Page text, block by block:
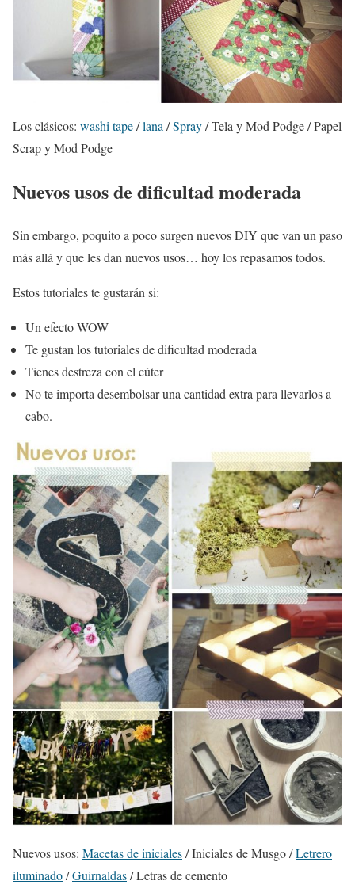
Los clásicos: washi tape/lana/Spray/ Tela y Mod Podge / Papel
Scrap y Mod Podge
Nuevos usos de dificultad moderada
Sin embargo, poquito a poco surgen nuevos DIY que van un paso
más allá y que les dan nuevos usos… hoy los repasamos todos.
Estos tutoriales te gustarán si:
Un efecto WOW
Te gustan los tutoriales de dificultad moderada
Tienes destreza con el cúter
No te importa desembolsar una cantidad extra para llevarlos a
cabo.
Nuevos usos: Macetas de iniciales/ Iniciales de Musgo /Letrero
iluminado/Guirnaldas/ Letras de cemento